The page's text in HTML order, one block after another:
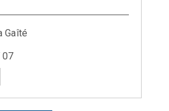
Gaîté
07